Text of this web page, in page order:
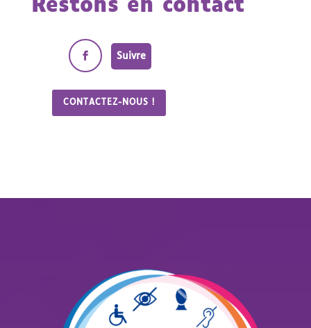
Restons en contact
Suivre
CONTACTEZ-NOUS !